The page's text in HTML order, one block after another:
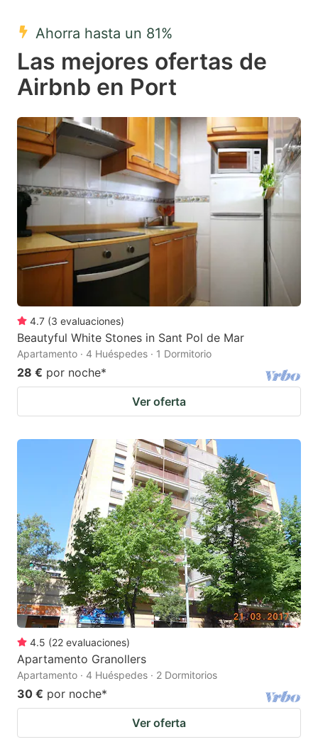
key
to
get
keyboard
shortcuts
for
changing
dates.
to
keyboard
shortcuts
changing
dates.
Ahorra hasta un 81%
Las mejores ofertas de
Airbnb en Port
4.7 (3 evaluaciones)
Beautyful White Stones in Sant Pol de Mar
Apartamento · 4 Huéspedes · 1 Dormitorio
28 € por noche*
Ver oferta
4.5 (22 evaluaciones)
Apartamento Granollers
Apartamento · 4 Huéspedes · 2 Dormitorios
30 € por noche*
Ver oferta